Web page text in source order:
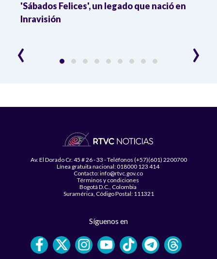
'Sábados Felices', un legado que nació en
Inravisión
‹ ›
Av. El Dorado Cr. 45 # 26 - 33 - Teléfonos (+57)(601) 2200700
Línea gratuita nacional: 018000 123 414
Contacto: info@rtvc.gov.co
Términos y condiciones
Bogotá D.C., Colombia
Suramérica, Código Postal: 111321
Síguenos en